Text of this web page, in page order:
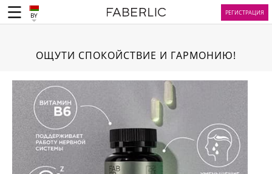
BY РЕГИСТРАЦИЯ
ОЩУТИ СПОКОЙСТВИЕ И ГАРМОНИЮ!